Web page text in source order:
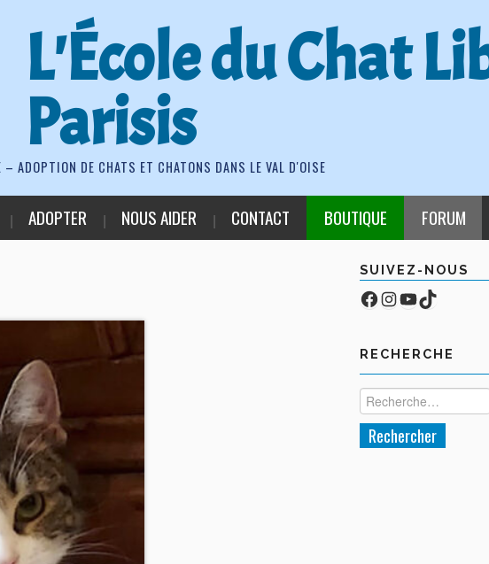
L'École du Chat
Parisis
ADOPTION DE CHATS ET CHATONS DANS LE VAL D'OISE
ADOPTER NOUS AIDER CONTACT BOUTIQUE FORUM
SUIVEZ-NOUS
Facebook
Compte Instagram
YouTube
TikTok
RECHERCHE